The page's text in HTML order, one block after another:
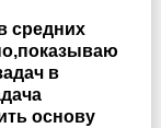
средних
в
основу